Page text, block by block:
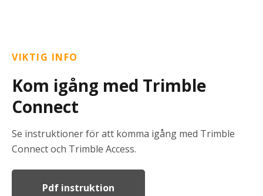
VIKTIG INFO
Kom igång med Trimble
Connect
Se instruktioner för att komma igång med Trimble
Connect och Trimble Access.
Pdf instruktion